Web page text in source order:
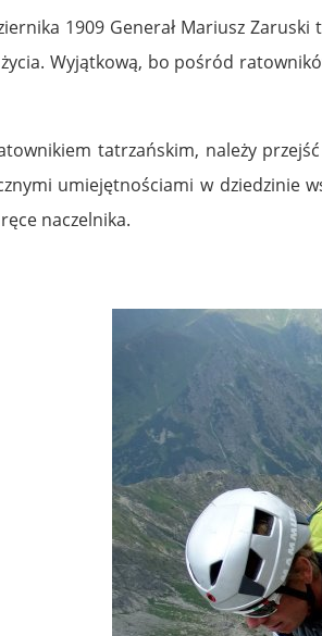
1909 Generał Mariusz
Wyjątkową, bo pośród
tatrzańskim, należy
umiejętnościami w dziedzinie
naczelnika.